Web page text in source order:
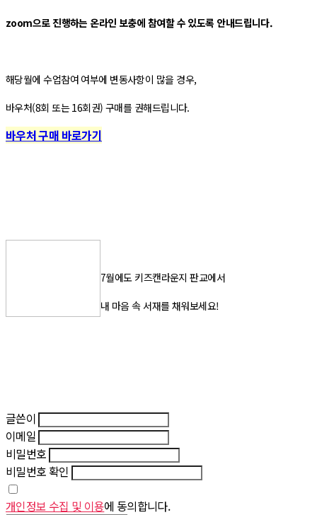
zoom으로 진행하는 온라인 보충에 참여할 수 있도록 안내드립니다.
해당월에 수업참여 여부에 변동사항이 많을 경우,
바우처(8회 또는 16회권) 구매를 권해드립니다.
바우처 구매 바로가기
7월에도 키즈캔라운지 판교에서
내 마음 속 서재를 채워보세요!
글쓴이
이메일
비밀번호
비밀번호 확인
개인정보 수집 및 이용에 동의합니다.